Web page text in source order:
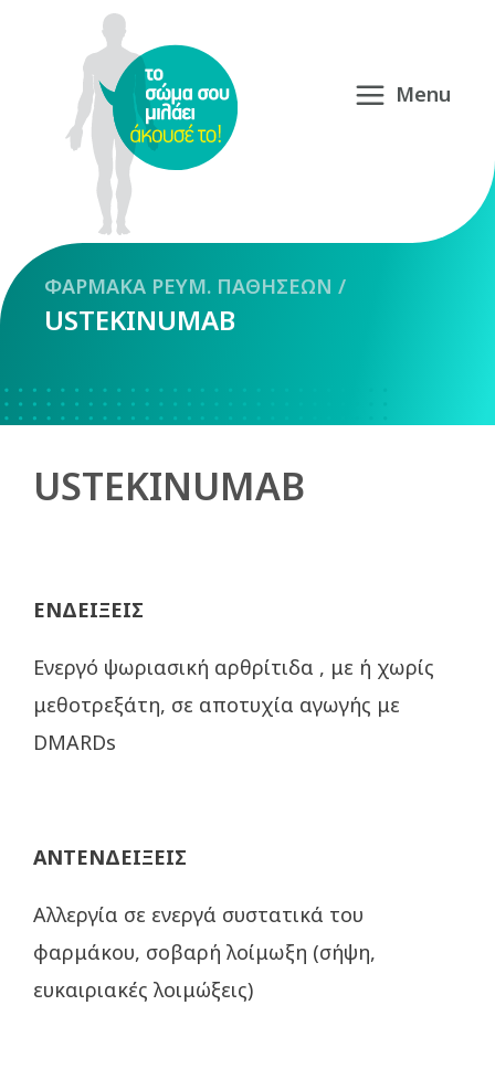
ΦΑΡΜΑΚΑ ΡΕΥΜ. ΠΑΘΗΣΕΩΝ /
USTEKINUMAB
USTEKINUMAB
ΕΝΔΕΙΞΕΙΣ
Ενεργό ψωριασική αρθρίτιδα , με ή χωρίς
μεθοτρεξάτη, σε αποτυχία αγωγής με
DMARDs
ΑΝΤΕΝΔΕΙΞΕΙΣ
Αλλεργία σε ενεργά συστατικά του
φαρμάκου, σοβαρή λοίμωξη (σήψη,
ευκαιριακές λοιμώξεις)